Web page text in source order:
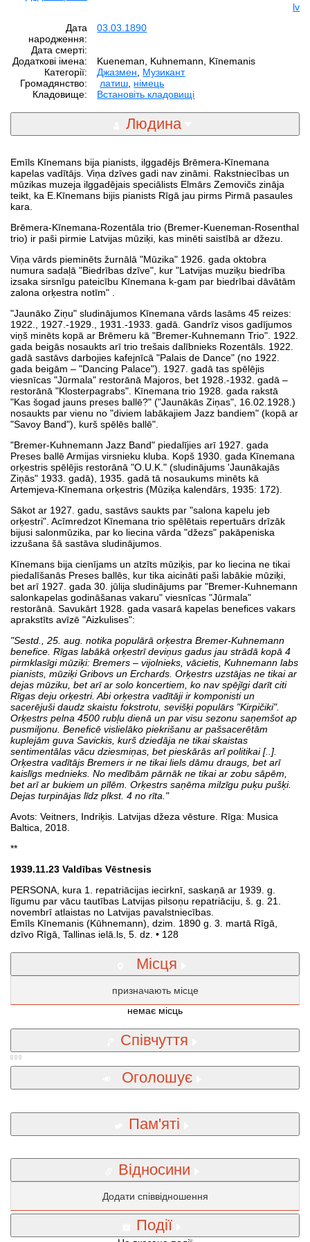
lv
Дата
народження:
03.03.1890
Дата смерті:
Додаткові імена:
Kueneman, Kuhnemann, Kīnemanis
Категорії:
Джазмен
Музикант
Громадянство:
латиш німець
Кладовище:
Встановіть кладовищі
Людина
Emīls Kīnemans bija pianists, ilggadējs Brēmera-Kīnemana
kapelas vadītājs. Viņa dzīves gadi nav zināmi. Rakstniecības un
mūzikas muzeja ilggadējais speciālists Elmārs Zemovičs zināja
teikt, ka E.Kīnemans bijis pianists Rīgā jau pirms Pirmā pasaules
kara.
Brēmera-Kīnemana-Rozentāla trio (Bremer-Kueneman-Rosenthal
trio) ir paši pirmie Latvijas mūziķi, kas minēti saistībā ar džezu.
Viņa vārds pieminēts žurnālā "Mūzika" 1926. gada oktobra
numura sadaļā "Biedrības dzīve", kur "Latvijas muziķu biedrība
izsaka sirsnīgu pateicību Kīnemana k-gam par biedrībai dāvātām
zalona orķestra notīm" .
"Jaunāko Ziņu" sludinājumos Kīnemana vārds lasāms 45 reizes:
1922., 1927.-1929., 1931.-1933. gadā. Gandrīz visos gadījumos
viņš minēts kopā ar Brēmeru kā "Bremer-Kuhnemann Trio". 1922.
gada beigās nosaukts arī trio trešais dalībnieks Rozentāls. 1922.
gadā sastāvs darbojies kafejnīcā "Palais de Dance" (no 1922.
gada beigām – "Dancing Palace"). 1927. gadā tas spēlējis
viesnīcas "Jūrmala" restorānā Majoros, bet 1928.-1932. gadā –
restorānā "Klosterpagrabs". Kīnemana trio 1928. gada rakstā
"Kas šogad jauns preses ballē?" ("Jaunākās Ziņas", 16.02.1928.)
nosaukts par vienu no "diviem labākajiem Jazz bandiem" (kopā ar
"Savoy Band"), kurš spēlēs ballē".
"Bremer-Kuhnemann Jazz Band" piedalījies arī 1927. gada
Preses ballē Armijas virsnieku kluba. Kopš 1930. gada Kīnemana
orķestris spēlējis restorānā "O.U.K." (sludinājums 'Jaunākajās
Ziņās" 1933. gadā), 1935. gadā tā nosaukums minēts kā
Artemjeva-Kīnemana orķestris (Mūziķa kalendārs, 1935: 172).
Sākot ar 1927. gadu, sastāvs saukts par "salona kapelu jeb
orķestri". Acīmredzot Kīnemana trio spēlētais repertuārs drīzāk
bijusi salonmūzika, par ko liecina vārda "džezs" pakāpeniska
izzušana šā sastāva sludinājumos.
Kīnemans bija cienījams un atzīts mūziķis, par ko liecina ne tikai
piedalīšanās Preses ballēs, kur tika aicināti paši labākie mūziķi,
bet arī 1927. gada 30. jūlija sludinājums par "Bremer-Kuhnemann
salonkapelas godināšanas vakaru" viesnīcas "Jūrmala"
restorānā. Savukārt 1928. gada vasarā kapelas benefices vakars
aprakstīts avīzē "Aizkulises":
"Sestd., 25. aug. notika populārā orķestra Bremer-Kuhnemann
benefice. Rīgas labākā orķestrī deviņus gadus jau strādā kopā 4
pirmklasīgi mūziķi: Bremers – vijolnieks, vācietis, Kuhnemann labs
pianists, mūziķi Gribovs un Erchards. Orķestrs uzstājas ne tikai ar
dejas mūziku, bet arī ar solo koncertiem, ko nav spējīgi darīt citi
Rīgas deju orķestri. Abi orķestra vadītāji ir komponisti un
sacerējuši daudz skaistu fokstrotu, sevišķi populārs "Kirpičiki".
Orķestrs pelna 4500 rubļu dienā un par visu sezonu saņemšot ap
pusmiljonu. Beneficē vislielāko piekrišanu ar pašsacerētām
kuplejām guva Savickis, kurš dziedāja ne tikai skaistas
sentimentālas vācu dziesmiņas, bet pieskārās arī politikai [..].
Orķestra vadītājs Bremers ir ne tikai liels dāmu draugs, bet arī
kaislīgs mednieks. No medībām pārnāk ne tikai ar zobu sāpēm,
bet arī ar bukiem un pīlēm. Orķestrs saņēma milzīgu puķu pušķi.
Dejas turpinājas līdz plkst. 4 no rīta."
Avots: Veitners, Indriķis. Latvijas džeza vēsture. Rīga: Musica
Baltica, 2018.
**
1939.11.23 Valdības Vēstnesis
PERSONA, kura 1. repatriācijas iecirknī, saskaņā ar 1939. g.
līgumu par vācu tautības Latvijas pilsoņu repatriāciju, š. g. 21.
novembrī atlaistas no Latvijas pavalstniecības.
Emīls Kīnemanis (Kūhnemann), dzim. 1890 g. 3. martā Rīgā,
dzīvo Rīgā, Tallinas ielā.ls, 5. dz. • 128
Місця
призначають місце
немає місць
Співчуття
Оголошує
Пам'яті
Відносини
Додати співвідношення
Події